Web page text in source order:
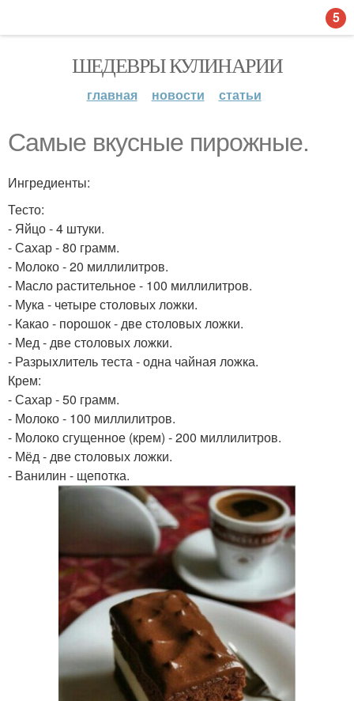
ШЕДЕВРЫ КУЛИНАРИИ
главная новости статьи
Самые вкусные пирожные.
Ингредиенты:
Тесто:
- Яйцо - 4 штуки.
- Сахар - 80 грамм.
- Молоко - 20 миллилитров.
- Масло растительное - 100 миллилитров.
- Мукa - четыре столовых ложки.
- Какао - порошок - две столовых ложки.
- Мед - две столовых ложки.
- Разрыxлитель теста - одна чайная ложка.
Крем:
- Сахар - 50 грамм.
- Молоко - 100 миллилитров.
- Молоко сгущенное (крем) - 200 миллилитров.
- Мёд - две столовых ложки.
- Ванилин - щепотка.
5